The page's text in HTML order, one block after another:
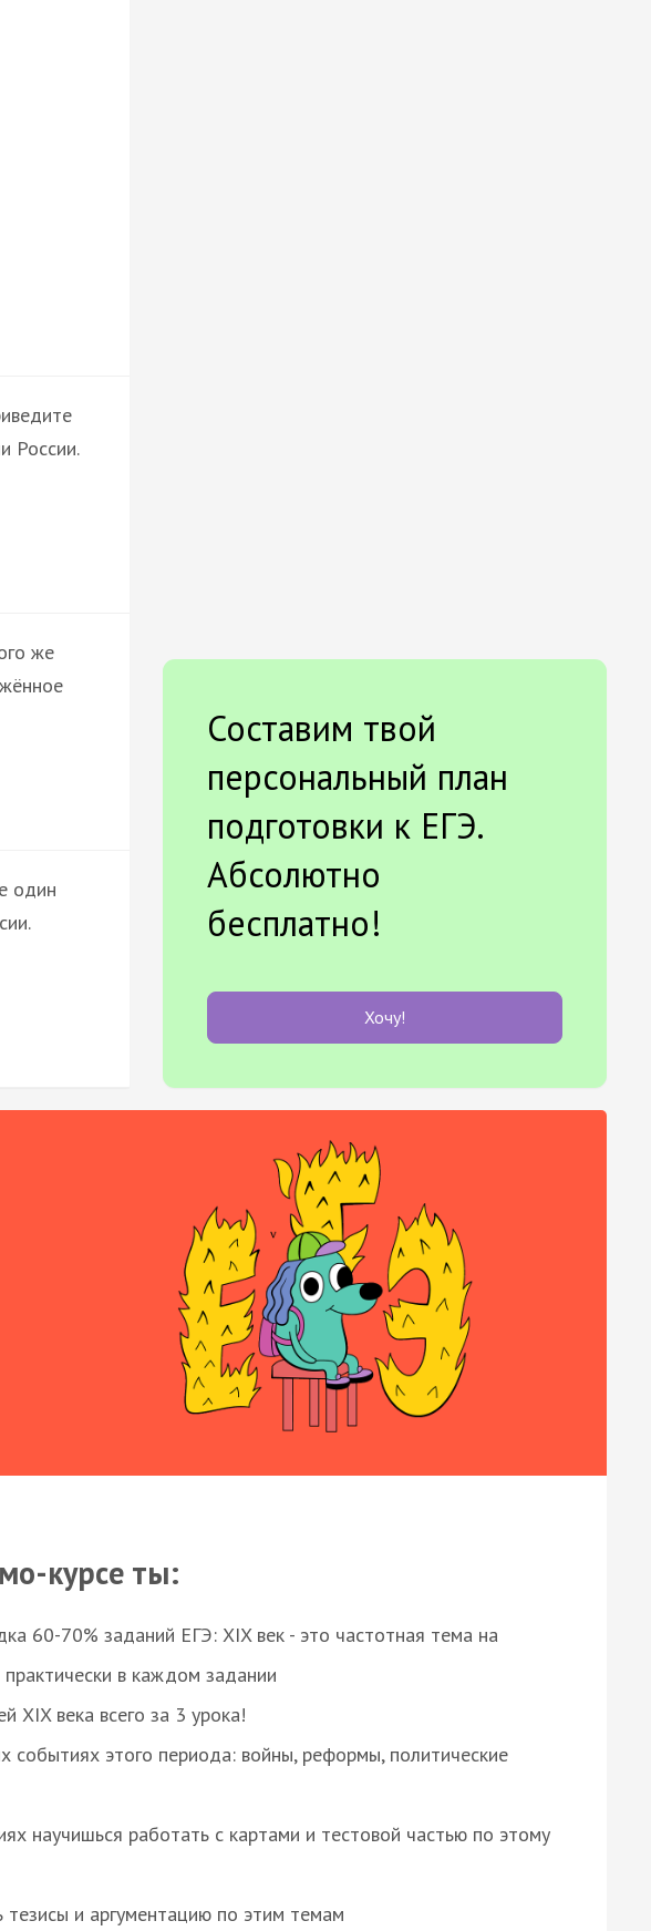
России.
же
один
Составим твой
персональный план
подготовки к ЕГЭ.
Абсолютно
бесплатно!
Хочу!
курсе ты:
60-70% заданий ЕГЭ: XIX век - это частотная тема на
практически в каждом задании
XIX века всего за 3 урока!
событиях этого периода: войны, реформы, политические
научишься работать с картами и тестовой частью по этому
тезисы и аргументацию по этим темам